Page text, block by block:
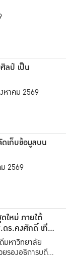
ลป์ เป็น
หาคม 2569
เก็บข้อมูลบน
2569
ใหม่ ภายใต้
ร.คงศักดิ์ เที่ยง
มหาวิทยาลัย
รองอธิการบดีทั้ง